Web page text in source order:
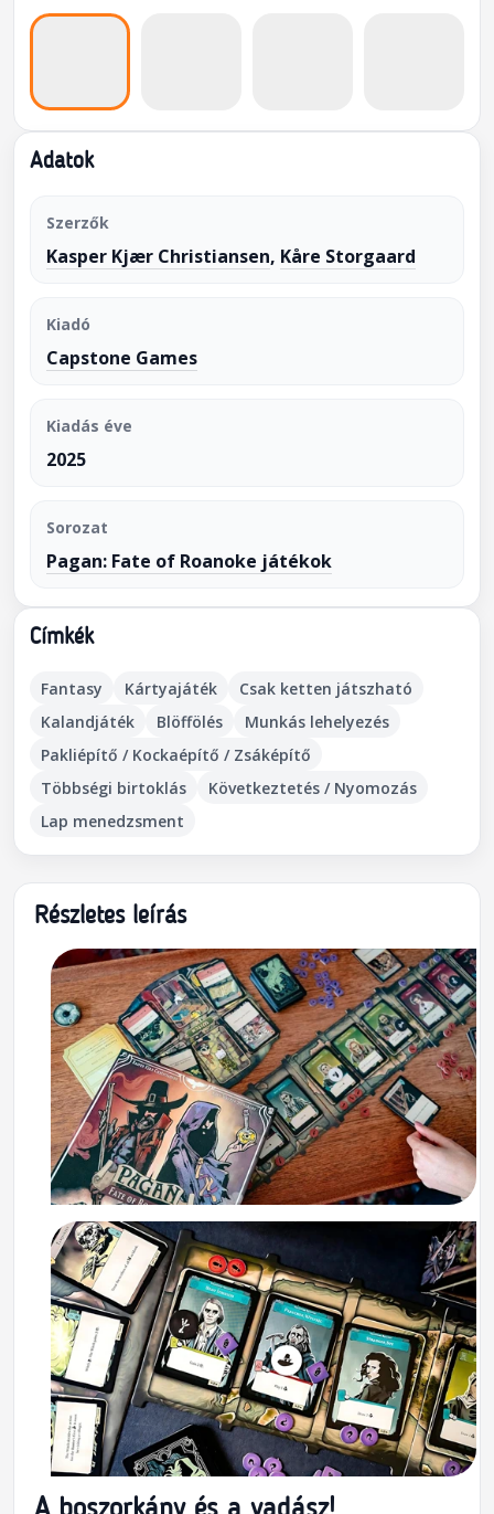
Adatok
Szerzők
Kasper Kjær Christiansen, Kåre Storgaard
Kiadó
Capstone Games
Kiadás éve
2025
Sorozat
Pagan: Fate of Roanoke játékok
Címkék
Fantasy Kártyajáték
Csak ketten játszható
Kalandjáték
Blöffölés
Munkás lehelyezés
Pakliépítő / Kockaépítő / Zsáképítő
Többségi birtoklás
Következtetés / Nyomozás
Lap menedzsment
Részletes leírás